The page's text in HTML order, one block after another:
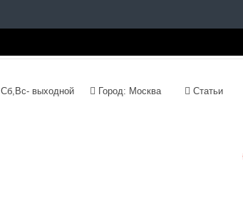
Пн-Пт с 09:00 до 18:00, Сб,Вс- выходной Город: Москва Статьи